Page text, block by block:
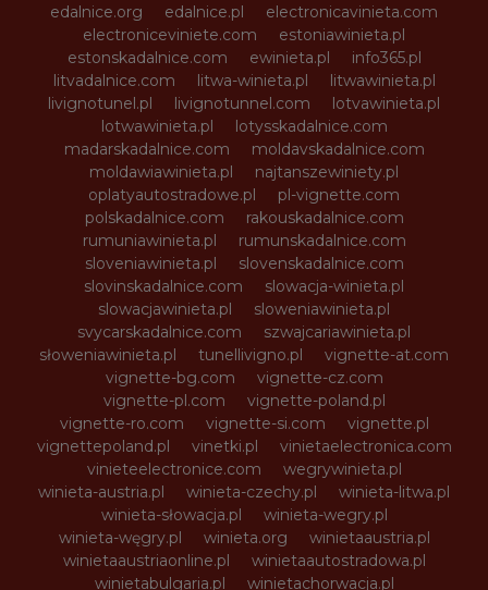
edalnice.org
edalnice.pl
electronicavinieta.com
electroniceviniete.com
estoniawinieta.pl
estonskadalnice.com
ewinieta.pl
info365.pl
litvadalnice.com
litwa-winieta.pl
litwawinieta.pl
livignotunel.pl
livignotunnel.com
lotvawinieta.pl
lotwawinieta.pl
lotysskadalnice.com
madarskadalnice.com
moldavskadalnice.com
moldawiawinieta.pl
najtanszewiniety.pl
oplatyautostradowe.pl
pl-vignette.com
polskadalnice.com
rakouskadalnice.com
rumuniawinieta.pl
rumunskadalnice.com
sloveniawinieta.pl
slovenskadalnice.com
slovinskadalnice.com
slowacja-winieta.pl
slowacjawinieta.pl
sloweniawinieta.pl
svycarskadalnice.com
szwajcariawinieta.pl
słoweniawinieta.pl
tunellivigno.pl
vignette-at.com
vignette-bg.com
vignette-cz.com
vignette-pl.com
vignette-poland.pl
vignette-ro.com
vignette-si.com
vignette.pl
vignettepoland.pl
vinetki.pl
vinietaelectronica.com
vinieteelectronice.com
wegrywinieta.pl
winieta-austria.pl
winieta-czechy.pl
winieta-litwa.pl
winieta-słowacja.pl
winieta-wegry.pl
winieta-węgry.pl
winieta.org
winietaaustria.pl
winietaaustriaonline.pl
winietaautostradowa.pl
winietabulgaria.pl
winietachorwacja.pl